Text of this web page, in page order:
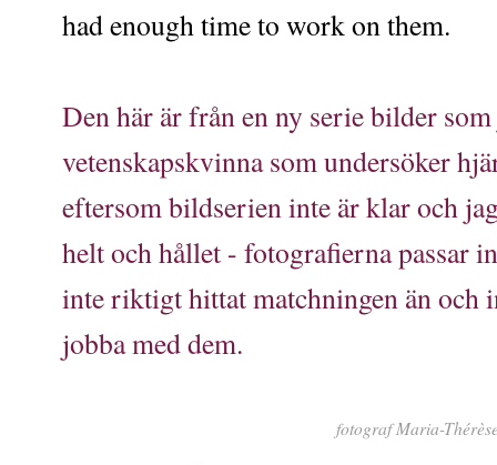
had enough time to work on them.
Den här är från en ny serie bilder
vetenskapskvinna som undersöker
eftersom bildserien inte är klar och
helt och hållet - fotografierna passar
inte riktigt hittat matchningen än
jobba med dem.
fotograf Maria-